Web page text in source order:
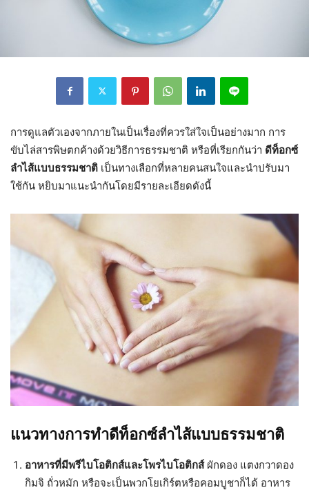
การดูแลตัวเองจากภายในเป็นเรื่องที่ควรใส่ใจเป็นอย่างมาก การ
ขับไล่สารพิษตกค้างด้วยวิธีการธรรมชาติ หรือที่เรียกกันว่า ดีท็อกซ์
ลำไส้แบบธรรมชาติ เป็นทางเลือกที่หลายคนสนใจและนำปรับมา
ใช้กัน หยิบมาแนะนำกันโดยมีรายละเอียดดังนี้
แนวทางการทำดีท็อกซ์ลำไส้แบบธรรมชาติ
อาหารที่มีพรีไบโอติกส์และโพรไบโอติกส์ผักดอง แตงกวาดอง
กิมจิ ถั่วหมัก หรือจะเป็นพวกโยเกิร์ตหรือคอมบูชาก็ได้ อาหาร